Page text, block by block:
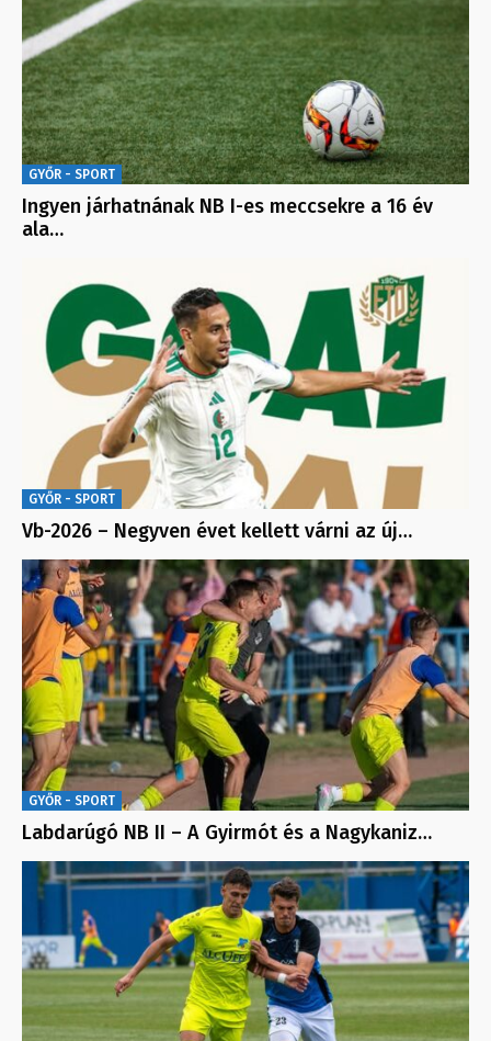
GYŐR - SPORT
Ingyen járhatnának NB I-es meccsekre a 16 év
ala…
GYŐR - SPORT
Vb-2026 – Negyven évet kellett várni az új…
GYŐR - SPORT
Labdarúgó NB II – A Gyirmót és a Nagykaniz…